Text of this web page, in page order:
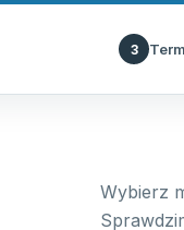
3
Wybierz